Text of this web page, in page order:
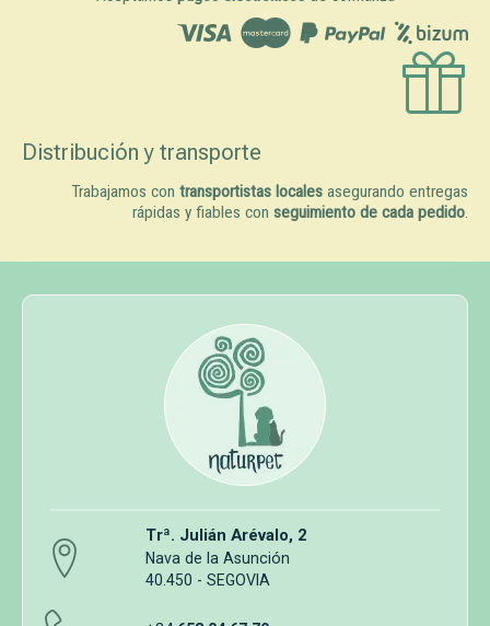
Distribución y transporte
Trabajamos con transportistas locales asegurando entregas
rápidas y fiables con seguimiento de cada pedido.
Trª. Julián Arévalo, 2
Nava de la Asunción
40.450 - SEGOVIA